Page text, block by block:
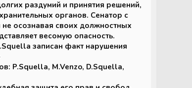
раздумий и принятия решений,
органов. Сенатор с
осознавая своих должностных
весомую опасность.
записан факт нарушения
P.Squella, M.Venzo, D.Squella,